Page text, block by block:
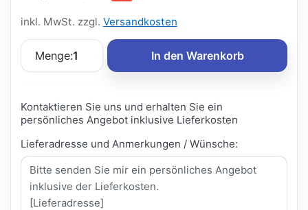
inkl. MwSt. zzgl. Versandkosten
Menge:1 In den Warenkorb
Kontaktieren Sie uns und erhalten Sie ein
persönliches Angebot inklusive Lieferkosten
Lieferadresse und Anmerkungen / Wünsche: